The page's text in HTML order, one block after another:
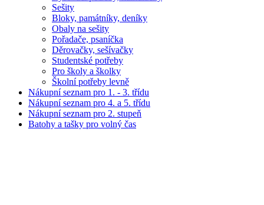
Sešity
Bloky, památníky, deníky
Obaly na sešity
Pořadače, psaníčka
Děrovačky, sešívačky
Studentské potřeby
Pro školy a školky
Školní potřeby levně
Nákupní seznam pro 1. - 3. třídu
Nákupní seznam pro 4. a 5. třídu
Nákupní seznam pro 2. stupeň
Batohy a tašky pro volný čas